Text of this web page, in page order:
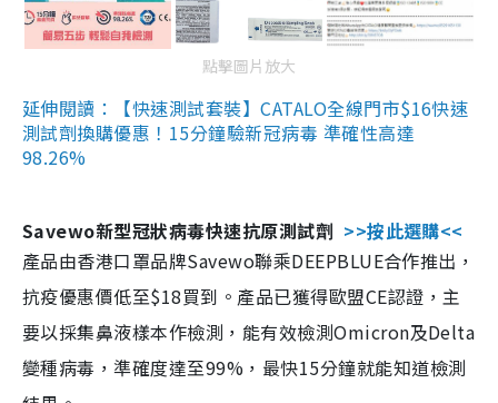
點擊圖片放大
延伸閱讀：【快速測試套裝】CATALO全線門市$16快速
測試劑換購優惠！15分鐘驗新冠病毒 準確性高達
98.26%
Savewo新型冠狀病毒快速抗原測試劑 >>按此選購<<
產品由香港口罩品牌Savewo聯乘DEEPBLUE合作推出，
抗疫優惠價低至$18買到。產品已獲得歐盟CE認證，主
要以採集鼻液樣本作檢測，能有效檢測Omicron及Delta
變種病毒，準確度達至99%，最快15分鐘就能知道檢測